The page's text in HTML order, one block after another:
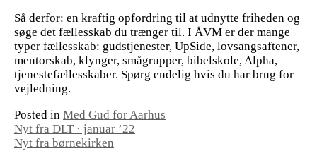
Så derfor: en kraftig opfordring til at udnytte friheden og
søge det fællesskab du trænger til. I ÅVM er der mange
typer fællesskab: gudstjenester, UpSide, lovsangsaftener,
mentorskab, klynger, smågrupper, bibelskole, Alpha,
tjenestefællesskaber. Spørg endelig hvis du har brug for
vejledning.
Posted in Med Gud for Aarhus
Indlægsnavigation
Nyt fra DLT · januar ’22
Nyt fra børnekirken